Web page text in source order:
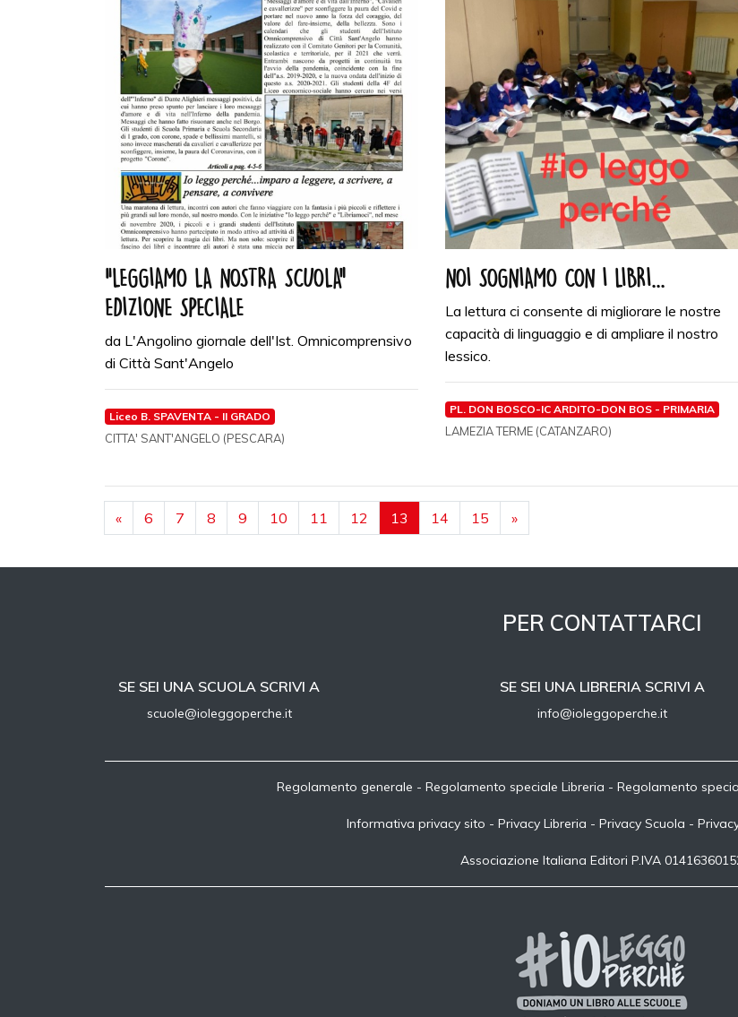
“LEGGIAMO LA NOSTRA SCUOLA”
EDIZIONE SPECIALE
da L'Angolino giornale dell'Ist. Omnicomprensivo
di Città Sant'Angelo
Liceo B. SPAVENTA - II GRADO
CITTA' SANT'ANGELO (PESCARA)
NOI SOGNIAMO CON I LIBRI...
La lettura ci consente di migliorare le nostre
capacità di linguaggio e di ampliare il nostro
lessico.
PL. DON BOSCO-IC ARDITO-DON BOS - PRIMARIA
LAMEZIA TERME (CATANZARO)
« 6 7 8 9 10 11 12 13 14 15 »
PER CONTATTARCI
SE SEI UNA SCUOLA SCRIVI A
scuole@ioleggoperche.it
SE SEI UNA LIBRERIA SCRIVI A
info@ioleggoperche.it
Regolamento generale - Regolamento speciale Libreria - Regolamento
Informativa privacy sito - Privacy Libreria - Privacy Scuola -
Associazione Italiana Editori P.IVA